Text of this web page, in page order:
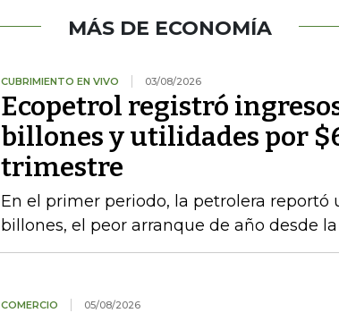
MÁS DE ECONOMÍA
CUBRIMIENTO EN VIVO 03/08/2026
Ecopetrol registró
billones y utilidades por
trimestre
En el primer periodo, la petrolera reportó
billones, el peor arranque de año desde
COMERCIO 05/08/2026